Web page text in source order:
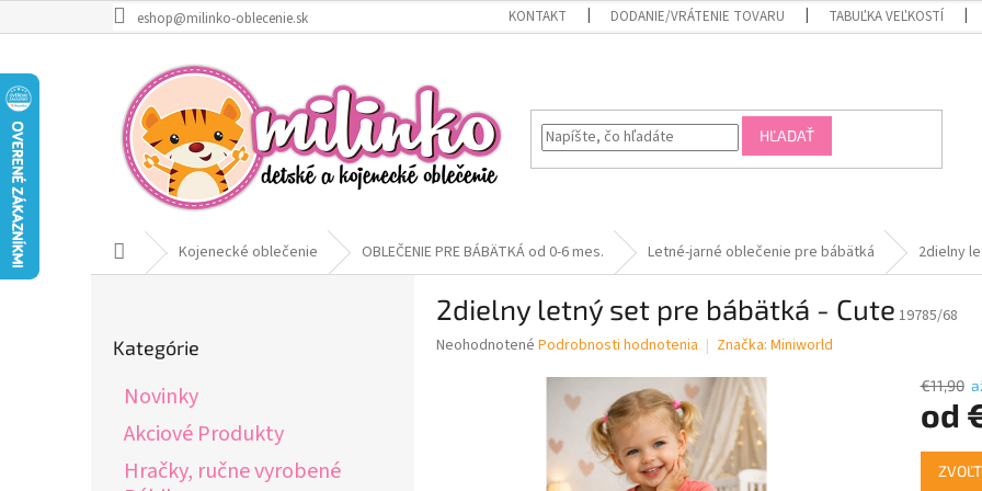
na
eshop@milinko-oblecenie.sk KONTAKT DODANIE/VRÁTENIE TOVARU TABUĽKA VEĽKOSTÍ
HĽADAŤ
DomovKojenecké oblečenie OBLEČENIE PRE BÁBÄTKÁ od 0-6 mes. Letné-jarné oblečenie pre bábätká 2dielny
kategórie
Kategórie
Novinky
Akciové Produkty
Hračky, ručne vyrobené
2dielny letný set pre bábätká - Cute 19785/68
Priemerné
Neohodnotené Podrobnosti hodnotenia Značka: Miniworld
€11,90
od
cena: